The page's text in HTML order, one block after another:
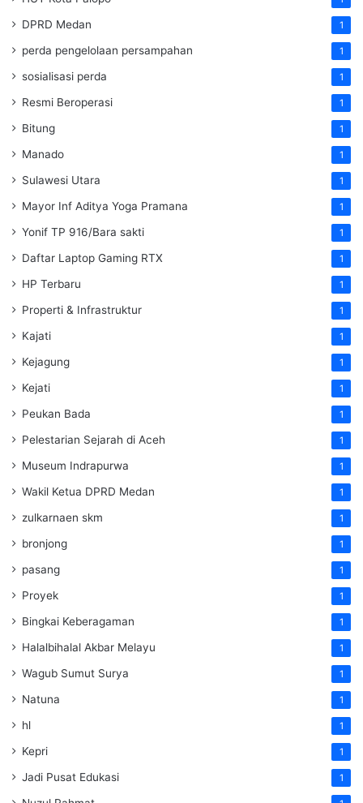
DPRD Medan 1
perda pengelolaan persampahan 1
sosialisasi perda 1
Resmi Beroperasi 1
Bitung 1
Manado 1
Sulawesi Utara 1
Mayor Inf Aditya Yoga Pramana 1
Yonif TP 916/Bara sakti 1
Daftar Laptop Gaming RTX 1
HP Terbaru 1
Properti & Infrastruktur 1
Kajati 1
Kejagung 1
Kejati 1
Peukan Bada 1
Pelestarian Sejarah di Aceh 1
Museum Indrapurwa 1
Wakil Ketua DPRD Medan 1
zulkarnaen skm 1
bronjong 1
pasang 1
Proyek 1
Bingkai Keberagaman 1
Halalbihalal Akbar Melayu 1
Wagub Sumut Surya 1
Natuna 1
hl 1
Kepri 1
Jadi Pusat Edukasi 1